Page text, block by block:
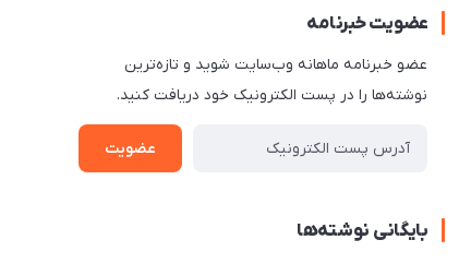
عضویت خبرنامه
عضو خبرنامه ماهانه وب‌سایت شوید و تازه‌ترین
نوشته‌ها را در پست الکترونیک خود دریافت کنید.
عضویت
بایگانی نوشته‌ها